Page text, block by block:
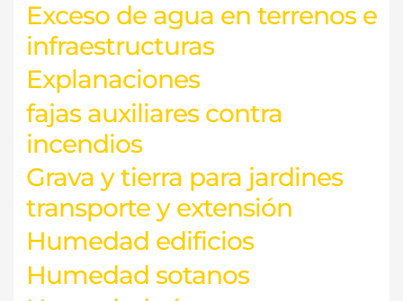
Exceso de agua en terrenos e
infraestructuras
Explanaciones
fajas auxiliares contra
incendios
Grava y tierra para jardines
transporte y extensión
Humedad edificios
Humedad sotanos